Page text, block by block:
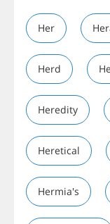
Her
Herd
Heredity
Heretical
Hermia's